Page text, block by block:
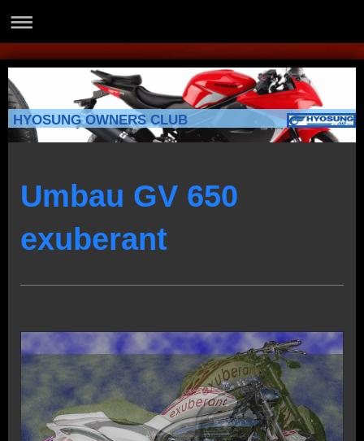
HYOSUNG OWNERS CLUB
Umbau GV 650
exuberant